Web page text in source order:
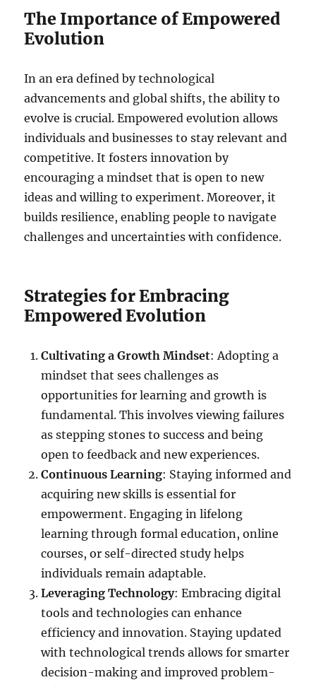
The Importance of Empowered
Evolution
In an era defined by technological
advancements and global shifts, the ability to
evolve is crucial. Empowered evolution allows
individuals and businesses to stay relevant and
competitive. It fosters innovation by
encouraging a mindset that is open to new
ideas and willing to experiment. Moreover, it
builds resilience, enabling people to navigate
challenges and uncertainties with confidence.
Strategies for Embracing
Empowered Evolution
Cultivating a Growth Mindset: Adopting a
mindset that sees challenges as
opportunities for learning and growth is
fundamental. This involves viewing failures
as stepping stones to success and being
open to feedback and new experiences.
Continuous Learning: Staying informed and
acquiring new skills is essential for
empowerment. Engaging in lifelong
learning through formal education, online
courses, or self-directed study helps
individuals remain adaptable.
Leveraging Technology: Embracing digital
tools and technologies can enhance
efficiency and innovation. Staying updated
with technological trends allows for smarter
decision-making and improved problem-